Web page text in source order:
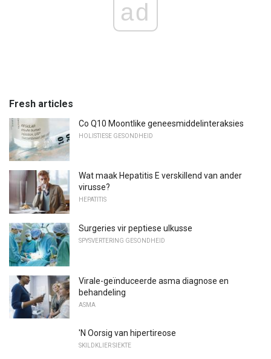
ad
Fresh articles
Co Q10 Moontlike geneesmiddelinteraksies
HOLISTIESE GESONDHEID
Wat maak Hepatitis E verskillend van ander
virusse?
HEPATITIS
Surgeries vir peptiese ulkusse
SPYSVERTERING GESONDHEID
Virale-geïnduceerde asma diagnose en
behandeling
ASMA
'N Oorsig van hipertireose
SKILDKLIER SIEKTE